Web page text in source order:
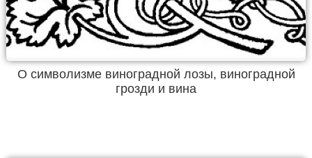
О символизме виноградной лозы, виноградной
грозди и вина